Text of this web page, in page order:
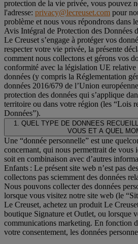
protection de la vie privée, vous pouvez
l'adresse: privacy@lecreuset.com pour
problème et nous vous répondrons dans
Avis Intégral de Protection des Données
Le Creuset s’engage à protéger vos
respecter votre vie privée, la présente
comment nous collectons et gérons vos
conformité avec la législation UE relative
données (y compris la Réglementation
données 2016/679 de l’Union
protection des données qui s’applique
territoire ou dans votre région (les “Lois
Données”).
1. QUEL TYPE DE DONNEES
VOUS ET A QUEL
Une “donnée personnelle” est une
concernant, qui nous permettrait de vous
soit en combinaison avec d’autres
Enfants : Le présent site web n’est pas
collectons pas sciemment des données
Nous pouvons collecter des données
lorsque vous visitez notre site web (le
Le Creuset, achetez un produit Le
boutique Signature et Outlet, ou lorsque
communications marketing. En fonction
votre consentement, les données